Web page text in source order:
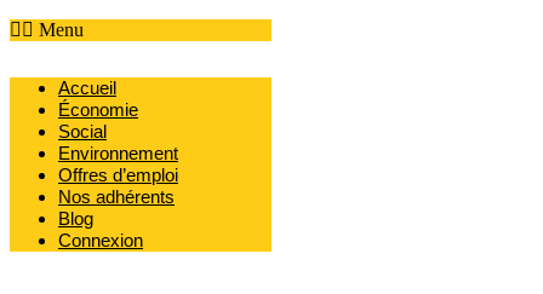
Menu
Accueil
Économie
Social
Environnement
Offres d’emploi
Nos adhérents
Blog
Connexion